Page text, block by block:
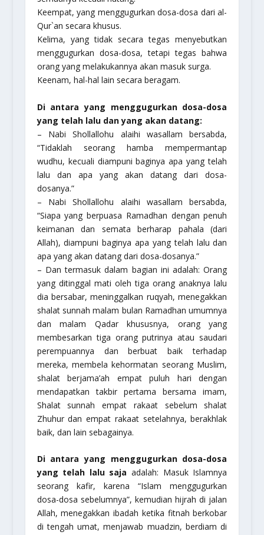
Keempat, yang menggugurkan dosa-dosa dari al-
Qur`an secara khusus.
Kelima, yang tidak secara tegas menyebutkan
menggugurkan dosa-dosa, tetapi tegas bahwa
orang yang melakukannya akan masuk surga.
Keenam, hal-hal lain secara beragam.
Di antara yang menggugurkan dosa-dosa
yang telah lalu dan yang akan datang:
– Nabi Shollallohu alaihi wasallam bersabda,
“Tidaklah seorang hamba mempermantap
wudhu, kecuali diampuni baginya apa yang telah
lalu dan apa yang akan datang dari dosa-
dosanya.”
– Nabi Shollallohu alaihi wasallam bersabda,
“Siapa yang berpuasa Ramadhan dengan penuh
keimanan dan semata berharap pahala (dari
Allah), diampuni baginya apa yang telah lalu dan
apa yang akan datang dari dosa-dosanya.”
– Dan termasuk dalam bagian ini adalah: Orang
yang ditinggal mati oleh tiga orang anaknya lalu
dia bersabar, meninggalkan ruqyah, menegakkan
shalat sunnah malam bulan Ramadhan umumnya
dan malam Qadar khususnya, orang yang
membesarkan tiga orang putrinya atau saudari
perempuannya dan berbuat baik terhadap
mereka, membela kehormatan seorang Muslim,
shalat berjama’ah empat puluh hari dengan
mendapatkan takbir pertama bersama imam,
Shalat sunnah empat rakaat sebelum shalat
Zhuhur dan empat rakaat setelahnya, berakhlak
baik, dan lain sebagainya.
Di antara yang menggugurkan dosa-dosa
yang telah lalu saja adalah: Masuk Islamnya
seorang kafir, karena “Islam menggugurkan
dosa-dosa sebelumnya”, kemudian hijrah di jalan
Allah, menegakkan ibadah ketika fitnah berkobar
di tengah umat, menjawab muadzin, berdiam di